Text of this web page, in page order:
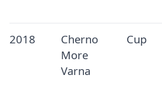
2018
Cherno
More
Varna
Cup